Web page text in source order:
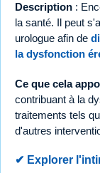
Description :
la santé. Il peut
urologue afin de
la dysfonction
Ce que cela
contribuant à la
traitements tels
d'autres
✔ Explorer